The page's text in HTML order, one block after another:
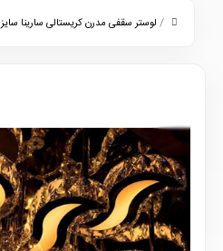
/ لوستر سقفی مدرن کریستالی سارینا سایز 80